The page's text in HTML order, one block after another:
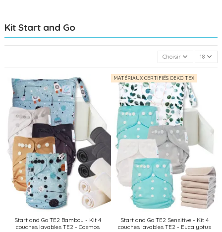
Kit Start and Go
Choisir 18
Start and Go TE2 Bambou - Kit 4
couches lavables TE2 - Cosmos
MATÉRIAUX CERTIFIÉS OEKO TEX
Start and Go TE2 Sensitive - Kit 4
couches lavables TE2 - Eucalyptus